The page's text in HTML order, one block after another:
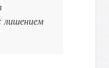
лишением